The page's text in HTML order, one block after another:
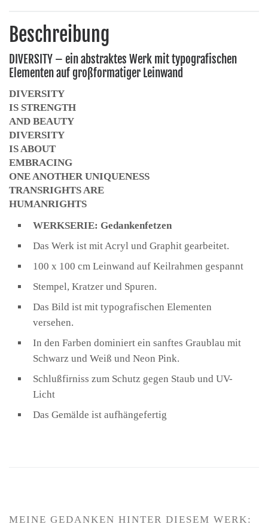
Beschreibung
DIVERSITY – ein abstraktes Werk mit typografischen
Elementen auf großformatiger Leinwand
DIVERSITY
IS STRENGTH
AND BEAUTY
DIVERSITY
IS ABOUT
EMBRACING
ONE ANOTHER UNIQUENESS
TRANSRIGHTS ARE
HUMANRIGHTS
WERKSERIE: Gedankenfetzen
Das Werk ist mit Acryl und Graphit gearbeitet.
100 x 100 cm Leinwand auf Keilrahmen gespannt
Stempel, Kratzer und Spuren.
Das Bild ist mit typografischen Elementen
versehen.
In den Farben dominiert ein sanftes Graublau mit
Schwarz und Weiß und Neon Pink.
Schlußfirniss zum Schutz gegen Staub und UV-
Licht
Das Gemälde ist aufhängefertig
MEINE GEDANKEN HINTER DIESEM WERK: